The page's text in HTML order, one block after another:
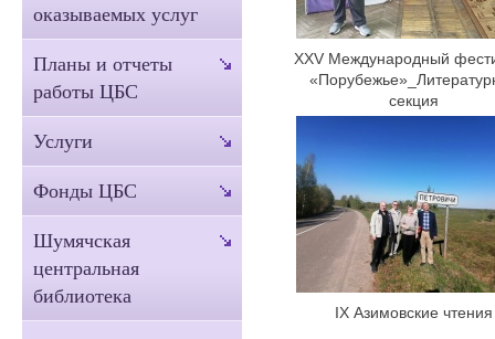
XXV Международный
секция
IX Азимовские чтения
оказываемых услуг
Планы и отчеты
работы ЦБС
Услуги
Фонды ЦБС
Шумячская
центральная
библиотека